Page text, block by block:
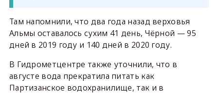
Там напомнили, что два года назад верховья
Альмы оставалось сухим 41 день, Чёрной — 95
дней в 2019 году и 140 дней в 2020 году.
В Гидрометцентре также уточнили, что в
августе вода прекратила питать как
Партизанское водохранилище, так и в